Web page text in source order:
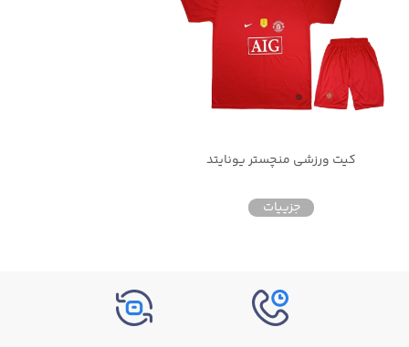
کیت ورزشی منچستر یونایتد
جزییات